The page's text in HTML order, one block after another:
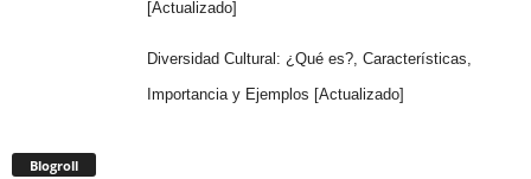
[Actualizado]
Diversidad Cultural: ¿Qué es?, Características,
Importancia y Ejemplos [Actualizado]
Blogroll